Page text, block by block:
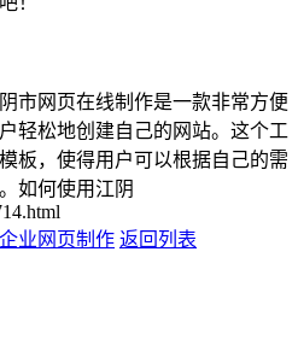
市网页在线制作是一款非常方便
轻松地创建自己的网站。这个工
板，使得用户可以根据自己的需
如何使用江阴
业网页制作 返回列表